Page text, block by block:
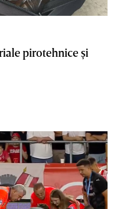
pirotehnice şi